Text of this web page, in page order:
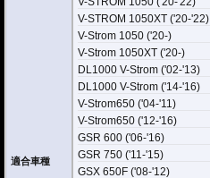
適合車種
V-STROM 1050XT ('20-'22)
V-Strom 1050 ('20-)
V-Strom 1050XT ('20-)
DL1000 V-Strom ('02-'13)
DL1000 V-Strom ('14-'16)
V-Strom650 ('04-'11)
V-Strom650 ('12-'16)
GSR 600 ('06-'16)
GSR 750 ('11-'15)
GSX 650F ('08-'12)